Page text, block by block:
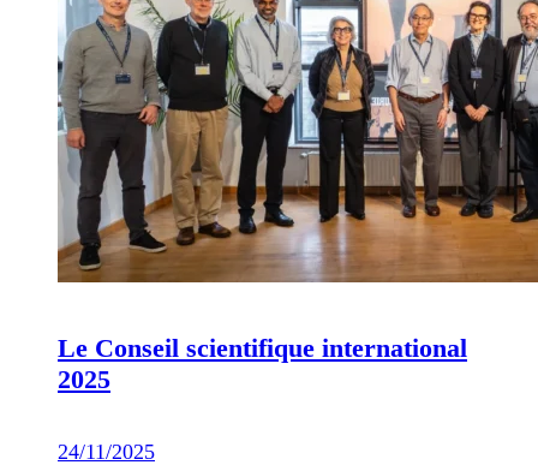
Le Conseil scientifique international
2025
24/11/2025